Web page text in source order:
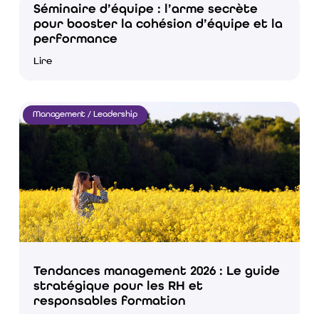
Séminaire d’équipe : l’arme secrète
pour booster la cohésion d’équipe et la
performance
Lire
Management / Leadership
Tendances management 2026 : Le guide
stratégique pour les RH et
responsables formation